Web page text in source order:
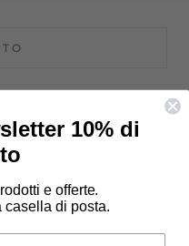
10% di
e offerte.
casella di posta.